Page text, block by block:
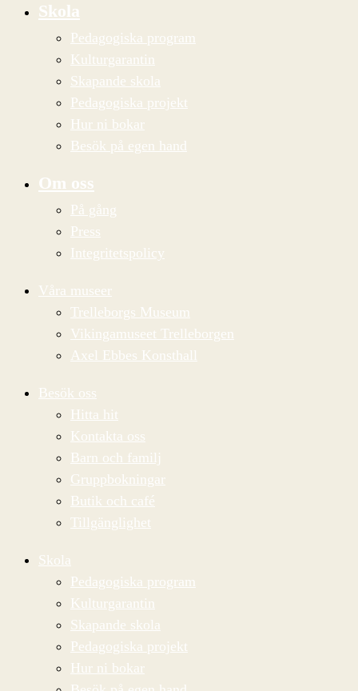
Skola
Pedagogiska program
Kulturgarantin
Skapande skola
Pedagogiska projekt
Hur ni bokar
Besök på egen hand
Om oss
På gång
Press
Integritetspolicy
Våra museer
Trelleborgs Museum
Vikingamuseet Trelleborgen
Axel Ebbes Konsthall
Besök oss
Hitta hit
Kontakta oss
Barn och familj
Gruppbokningar
Butik och café
Tillgänglighet
Skola
Pedagogiska program
Kulturgarantin
Skapande skola
Pedagogiska projekt
Hur ni bokar